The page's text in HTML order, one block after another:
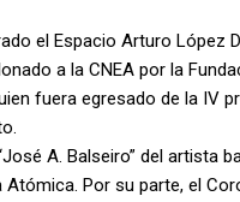
el Espacio Arturo
a la CNEA por la
fuera egresado de la IV
A. Balseiro” del artista
Por su parte, el